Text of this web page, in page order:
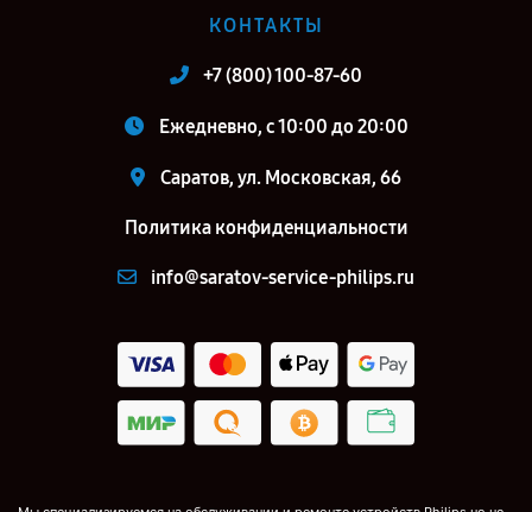
КОНТАКТЫ
+7 (800) 100-87-60
Ежедневно, с 10:00 до 20:00
Саратов, ул. Московская, 66
Политика конфиденциальности
info@saratov-service-philips.ru